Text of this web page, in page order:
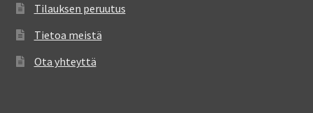
Tilauksen peruutus
Tietoa meistä
Ota yhteyttä